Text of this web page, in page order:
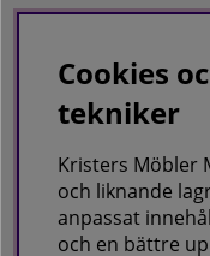
Kontakta oss
KRISTERS MÖBLER
Postadress:
GÅRDSJÖ 41, 686 96
Besöks &
Gårdsjö 41, 686 96
Cookies
tekniker
Kristers Möbler
och liknande
anpassat
och en bättre